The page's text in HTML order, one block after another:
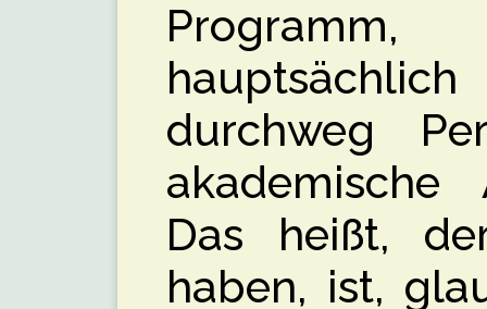
durchweg
akademische
Das heißt,
haben, ist,